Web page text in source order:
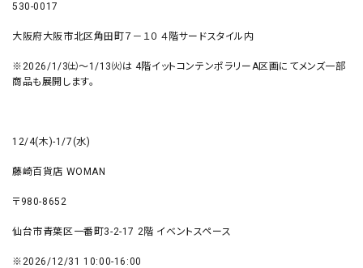
530-0017
大阪府大阪市北区角田町７－１０ ４階サードスタイル内
※2026/1/3㈯～1/13㈫は 4階イットコンテンポラリーA区画にてメンズ一部
商品も展開します。
12/4(木)-1/7(水)
藤崎百貨店 WOMAN
〒980-8652
仙台市青葉区一番町3-2-17 2階 イベントスペース
※2026/12/31 10:00-16:00